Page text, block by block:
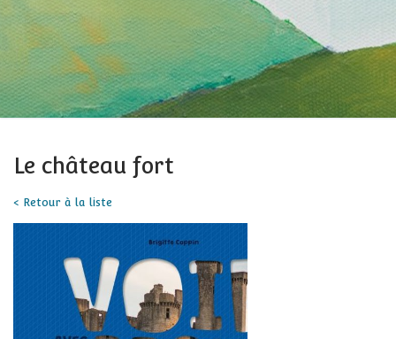
Le château fort
< Retour à la liste